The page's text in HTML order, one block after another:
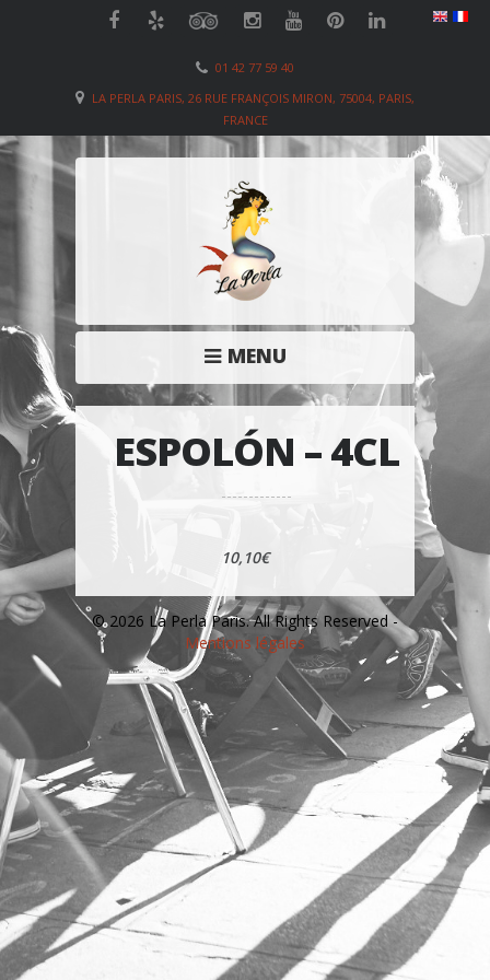
01 42 77 59 40
LA PERLA PARIS, 26 RUE FRANÇOIS MIRON, 75004, PARIS,
FRANCE
MENU
ESPOLÓN – 4CL
10,10€
© 2026 La Perla Paris. All Rights Reserved -
Mentions légales